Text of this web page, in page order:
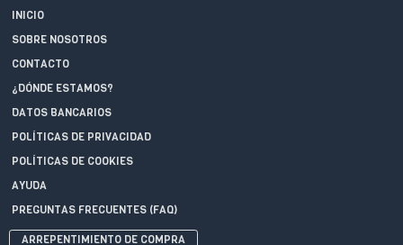
INICIO
SOBRE NOSOTROS
CONTACTO
¿DÓNDE ESTAMOS?
DATOS BANCARIOS
POLÍTICAS DE PRIVACIDAD
POLÍTICAS DE COOKIES
AYUDA
PREGUNTAS FRECUENTES (FAQ)
ARREPENTIMIENTO DE COMPRA